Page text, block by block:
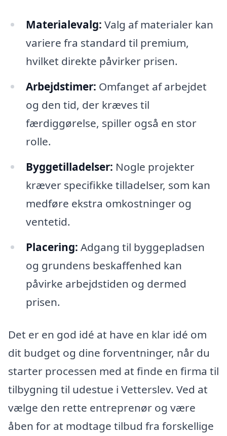
Materialevalg: Valg af materialer kan
variere fra standard til premium,
hvilket direkte påvirker prisen.
Arbejdstimer: Omfanget af arbejdet
og den tid, der kræves til
færdiggørelse, spiller også en stor
rolle.
Byggetilladelser: Nogle projekter
kræver specifikke tilladelser, som kan
medføre ekstra omkostninger og
ventetid.
Placering: Adgang til byggepladsen
og grundens beskaffenhed kan
påvirke arbejdstiden og dermed
prisen.
Det er en god idé at have en klar idé om
dit budget og dine forventninger, når du
starter processen med at finde en firma til
tilbygning til udestue i Vetterslev. Ved at
vælge den rette entreprenør og være
åben for at modtage tilbud fra forskellige